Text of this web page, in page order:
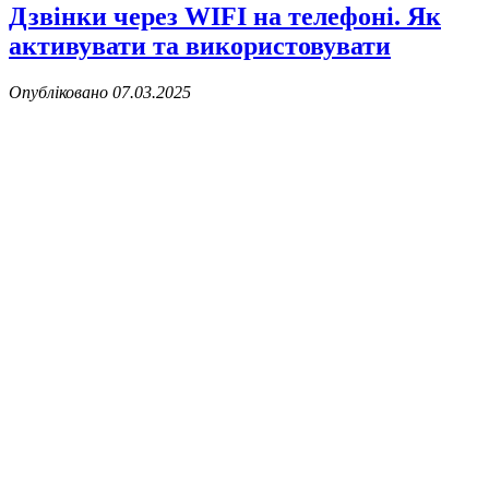
Дзвінки через WIFI на телефоні. Як
активувати та використовувати
Опубліковано 07.03.2025